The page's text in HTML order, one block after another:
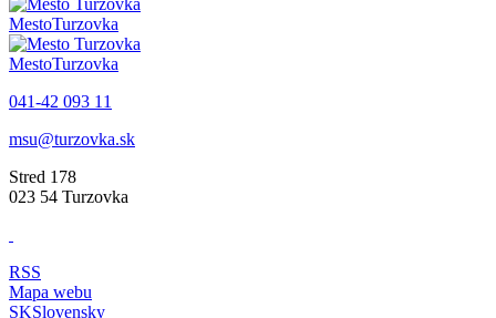
MestoTurzovka
MestoTurzovka
041-42 093 11
msu@turzovka.sk
Stred 178
023 54 Turzovka
RSS
Mapa webu
SKSlovensky